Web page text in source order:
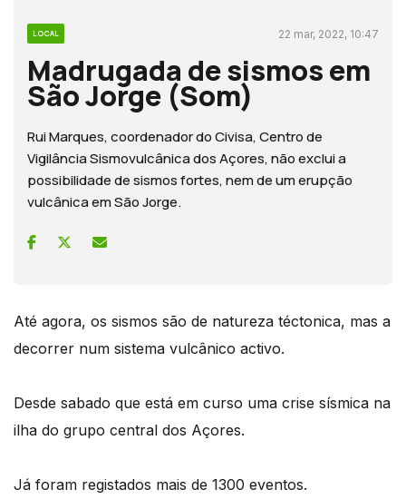
LOCAL 22 mar, 2022, 10:47
Madrugada de sismos em
São Jorge (Som)
Rui Marques, coordenador do Civisa, Centro de
Vigilância Sismovulcânica dos Açores, não exclui a
possibilidade de sismos fortes, nem de um erupção
vulcânica em São Jorge.
Até agora, os sismos são de natureza téctonica, mas a
decorrer num sistema vulcânico activo.
Desde sabado que está em curso uma crise sísmica na
ilha do grupo central dos Açores.
Já foram registados mais de 1300 eventos.